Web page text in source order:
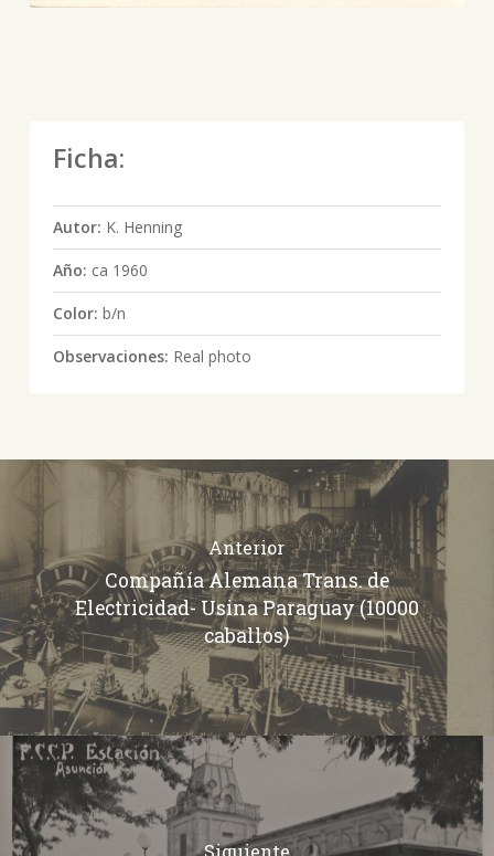
Ficha:
Autor: K. Henning
Año: ca 1960
Color: b/n
Observaciones: Real photo
Anterior
Compañía Alemana Trans. de
Electricidad- Usina Paraguay (10000
caballos)
Siguiente